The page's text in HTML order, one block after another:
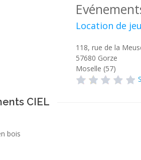
Location de
118, rue de la
57680 Gorze
Moselle (57)
CIEL
bois